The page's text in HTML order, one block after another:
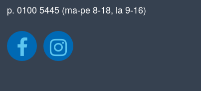
p. 0100 5445 (ma-pe 8-18, la 9-16)